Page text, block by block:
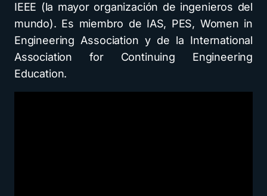
IEEE (la mayor organización de ingenieros del
mundo). Es miembro de IAS, PES, Women in
Engineering Association y de la International
Association for Continuing Engineering
Education.